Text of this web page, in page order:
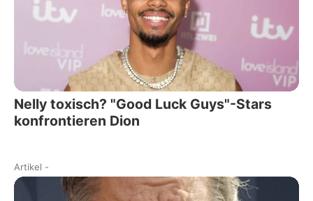
Nelly toxisch? "Good Luck Guys"-Stars
konfrontieren Dion
Artikel -